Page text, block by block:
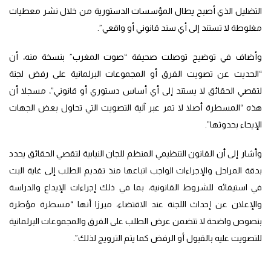
التضليل الذي أصبح يطال المؤسسات الدستورية من خلال نشر معطيات
مغلوطة لا تستند إلى أي سند قانوني أو واقعي”.
وأضاف في توضيح توصلت صحيفة “صوت المغرب” بنسخة منه، أن
“الحديث عن تصويت الفرق أو المجموعات البرلمانية على رفض لجنة
لتقصي الحقائق لا يستند إلى أي أساس دستوري أو قانوني”، مسجلا أن
هذه “المسطرة أصلا لا تمر عبر آلية التصويت التي تحاول بعض الجهات
الإيحاء بحدوثها”.
وأشار إلى أن القانون التنظيمي المنظم للجان النيابية لتقصي الحقائق يحدد
بدقة المراحل والإجراءات الواجب اتباعها منذ تقديم الطلب إلى غاية البت
في استيفائه للشروط القانونية، بما في ذلك إجراءات الإيداع والدراسة
والإعلان عن إحداث اللجنة عند الاقتضاء، مبرزا أنها “مسطرة مؤطرة
بنصوص واضحة لا تتضمن عرض الطلب على الفرق والمجموعات البرلمانية
للتصويت عليه بالقبول أو الرفض كما يتم الترويج لذلك”.